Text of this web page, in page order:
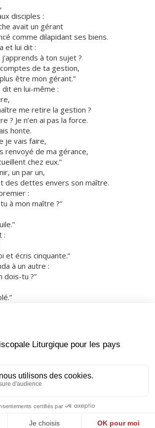
disciples :
avait un gérant
comme dilapidant ses biens.
et lui dit :
j’apprends à ton sujet ?
de ta gestion,
être mon gérant.”
en lui-même :
me retire la gestion ?
? Je n’en ai pas la force.
honte.
je vais faire,
renvoyé de ma gérance,
chez eux.”
un par un,
des dettes envers son maître.
:
à mon maître ?”
:
et écris cinquante.”
à un autre :
dois-tu ?”
80.”
de ce gérant malhonnête
habileté ;
ce monde sont plus habiles entre
lumière. »
Parole de Dieu.